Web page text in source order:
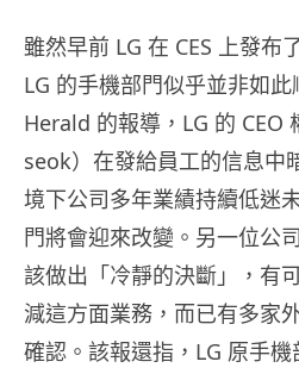
雖然早前 LG 在 CES 上發布
LG 的手機部門似乎並非如
Herald 的報導，LG 的 CEO
seok）在發給員工的信息中
境下公司多年業績持續低迷
門將會迎來改變。另一位公
該做出「冷靜的決斷」，有
減這方面業務，而已有多家
確認。該報還指，LG 原手